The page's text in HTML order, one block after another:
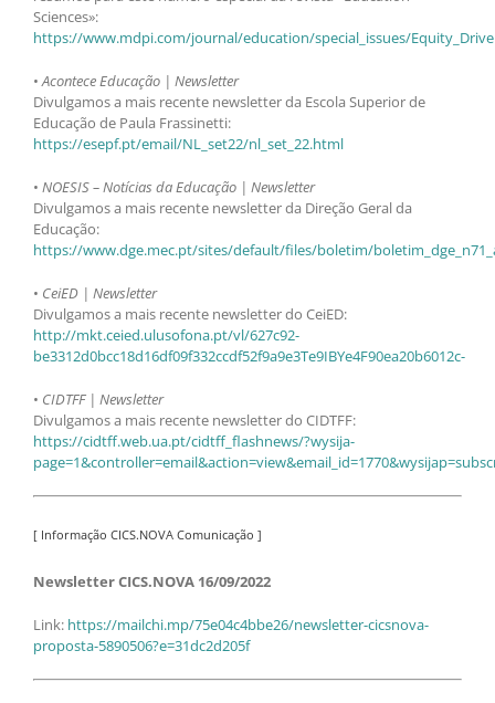
Sciences»:
https://www.mdpi.com/journal/education/special_issues/
•Acontece Educação | Newsletter
Divulgamos a mais recente newsletter da Escola Superior de
Educação de Paula Frassinetti:
https://esepf.pt/email/NL_set22/nl_set_22.html
• NOESIS – Notícias da Educação | Newsletter
Divulgamos a mais recente newsletter da Direção Geral da
Educação:
https://www.dge.mec.pt/sites/default/files/boletim/
• CeiED | Newsletter
Divulgamos a mais recente newsletter do CeiED:
http://mkt.ceied.ulusofona.pt/vl/627c92-
be3312d0bcc18d16df09f332ccdf52f9a9e3Te9IBYe4F90ea20b6012c-
• CIDTFF | Newsletter
Divulgamos a mais recente newsletter do CIDTFF:
https://cidtff.web.ua.pt/cidtff_flashnews/?wysija-
[ Informação CICS.NOVA Comunicação ]
Newsletter CICS.NOVA 16/09/2022
Link: https://mailchi.mp/75e04c4bbe26/newsletter-cicsnova-
proposta-5890506?e=31dc2d205f